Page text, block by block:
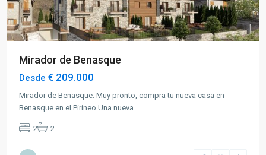
Mirador de Benasque
Desde € 209.000
Mirador de Benasque: Muy pronto, compra tu nueva casa en
Benasque en el Pirineo Una nueva ...
2 2